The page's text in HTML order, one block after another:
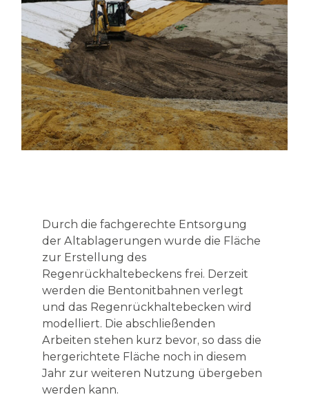
Durch die fachgerechte Entsorgung
der Altablagerungen wurde die Fläche
zur Erstellung des
Regenrückhaltebeckens frei. Derzeit
werden die Bentonitbahnen verlegt
und das Regenrückhaltebecken wird
modelliert. Die abschließenden
Arbeiten stehen kurz bevor, so dass die
hergerichtete Fläche noch in diesem
Jahr zur weiteren Nutzung übergeben
werden kann.